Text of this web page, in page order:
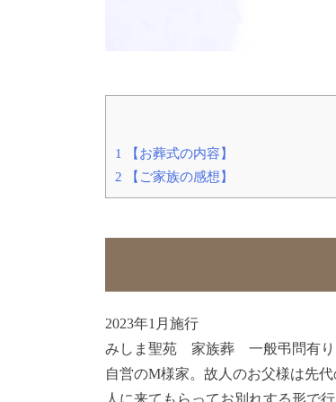
1
【お葬式の内容】
2 【ご家族の感想】
2023年1月施行
みしま聖苑 家族葬 一般弔問有り
自営のM様家。故人のお父様は先
人に来てもらってお別れする形で行